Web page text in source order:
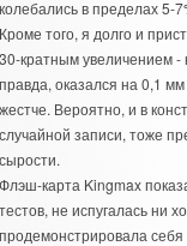
в пределах 5-
того, я долго и
кратным увеличением -
оказался на 0,1
Вероятно, и в
записи, тоже
карта Kingmax
не испугалась ни